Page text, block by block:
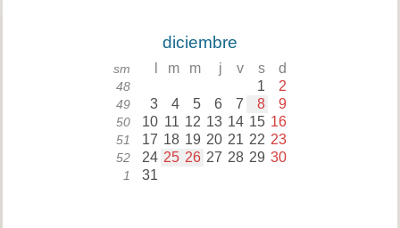
diciembre
sm m m j v s d
48 1 2
49 3 4 5 6 7 8 9
50 10 11 12 13 14 15 16
51 17 18 19 20 21 22 23
52 24 25 26 27 28 29 30
1 31